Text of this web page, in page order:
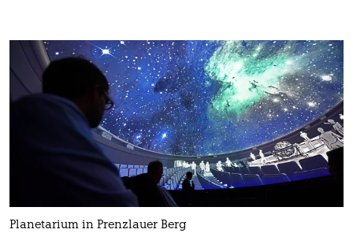
Planetarium in Prenzlauer Berg